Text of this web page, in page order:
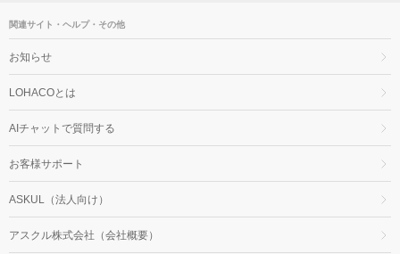
関連サイト・ヘルプ・その他
お知らせ
LOHACOとは
AIチャットで質問する
お客様サポート
ASKUL（法人向け）
アスクル株式会社（会社概要）